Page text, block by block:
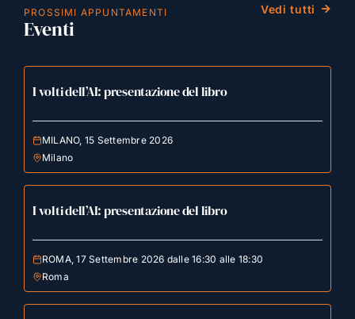
PROSSIMI APPUNTAMENTI
Eventi
Vedi tutti
I volti dell’AI: presentazione del libro
MILANO, 15 Settembre 2026
Milano
I volti dell’AI: presentazione del libro
ROMA, 17 Settembre 2026 dalle 16:30 alle 18:30
Roma